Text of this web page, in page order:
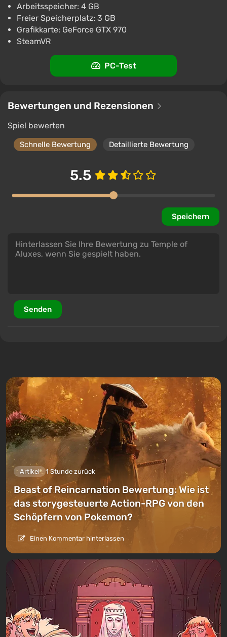
Arbeitsspeicher: 4 GB
Freier Speicherplatz: 3 GB
Grafikkarte: GeForce GTX 970
SteamVR
PC-Test
Bewertungen und Rezensionen
Spiel bewerten
Schnelle Bewertung Detaillierte Bewertung
5.5
Speichern
Senden
Artikel 1 Stunde zurück
Beast of Reincarnation Bewertung: Wie ist
das storygesteuerte Action-RPG von den
Schöpfern von Pokemon?
Einen Kommentar hinterlassen